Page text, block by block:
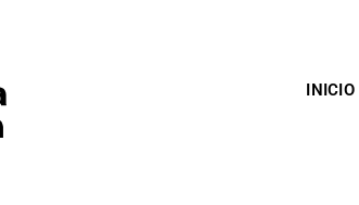
INICIO